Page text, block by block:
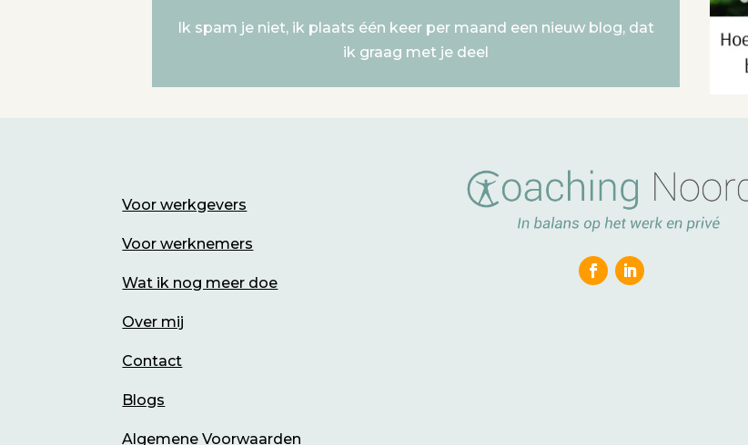
Ik spam je niet, ik plaats één keer per maand een nieuw blog, dat
ik graag met je deel
Voor werkgevers
Voor werknemers
Wat ik nog meer doe
Over mij
Contact
Blogs
Algemene Voorwaarden